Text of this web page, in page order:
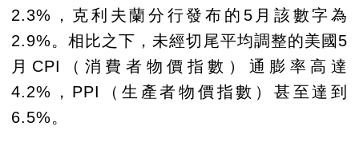
2.3%，克利夫蘭分行發布的5月該數字為
2.9%。相比之下，未經切尾平均調整的美國5
月CPI（消費者物價指數）通膨率高達
4.2%，PPI（生產者物價指數）甚至達到
6.5%。